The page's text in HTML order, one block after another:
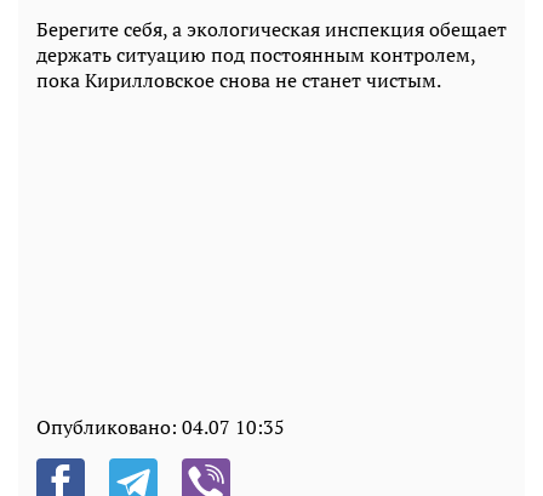
Берегите себя, а экологическая инспекция обещает
держать ситуацию под постоянным контролем,
пока Кирилловское снова не станет чистым.
Опубликовано: 04.07 10:35